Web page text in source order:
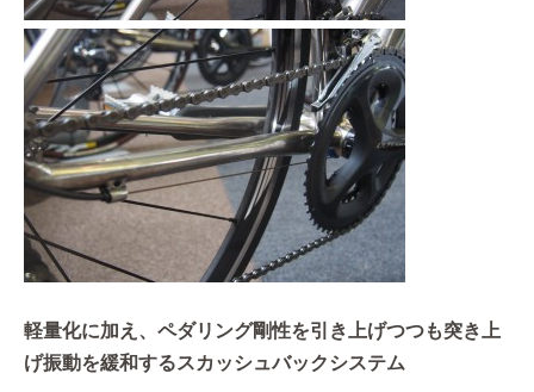
軽量化に加え、ペダリング剛性を引き上げつつも突き上
げ振動を緩和するスカッシュバックシステム